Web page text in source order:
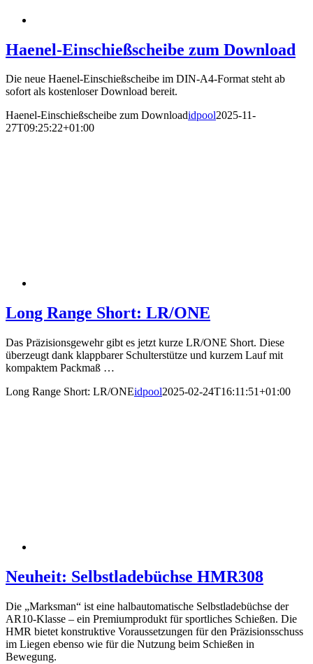
Haenel-Einschießscheibe zum Download
Die neue Haenel-Einschießscheibe im DIN-A4-Format steht ab
sofort als kostenloser Download bereit.
Haenel-Einschießscheibe zum Downloadidpool2025-11-
27T09:25:22+01:00
Long Range Short: LR/ONE
Das Präzisionsgewehr gibt es jetzt kurze LR/ONE Short. Diese
überzeugt dank klappbarer ­Schulterstütze und kurzem Lauf mit
kompaktem Packmaß …
Long Range Short: LR/ONEidpool2025-02-24T16:11:51+01:00
Neuheit: Selbstladebüchse HMR308
Die „Marksman“ ist eine halbautomatische Selbstladebüchse der
AR10-Klasse – ein Premiumprodukt für sportliches Schießen. Die
HMR bietet konstruktive Voraussetzungen für den Präzisionsschuss
im Liegen ebenso wie für die Nutzung beim Schießen in
Bewegung.